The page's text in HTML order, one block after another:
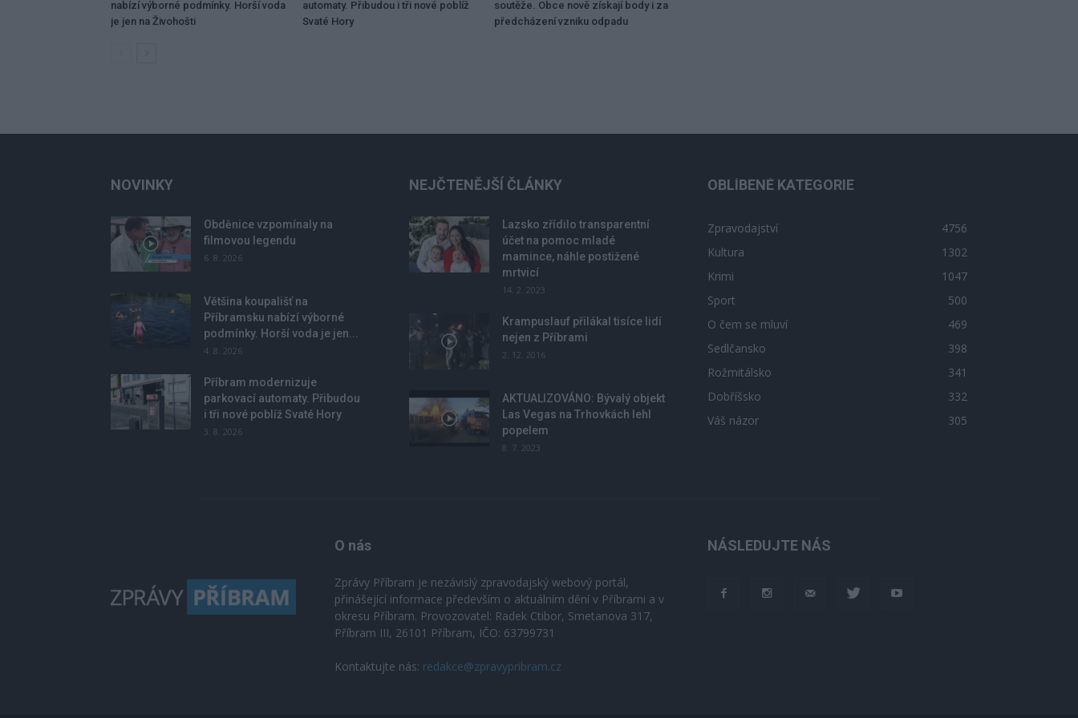
nabízí výborné podmínky. Horší voda
je jen na Živohošti
automaty. Přibudou i tři nové poblíž
Svaté Hory
soutěže. Obce nově získají body i za
předcházení vzniku odpadu
NOVINKY
Obděnice vzpomínaly na
filmovou legendu
6. 8. 2026
Většina koupališť na
Příbramsku nabízí výborné
podmínky. Horší voda je jen...
4. 8. 2026
Příbram modernizuje
parkovací automaty. Přibudou
i tři nové poblíž Svaté Hory
3. 8. 2026
NEJČTENĚJŠÍ ČLÁNKY
Lazsko zřídilo transparentní
účet na pomoc mladé
mamince, náhle postižené
mrtvicí
14. 2. 2023
Krampuslauf přilákal tisíce lidí
nejen z Příbrami
2. 12. 2016
AKTUALIZOVÁNO: Bývalý objekt
Las Vegas na Trhovkách lehl
popelem
8. 7. 2023
OBLÍBENÉ KATEGORIE
Zpravodajství
4756
Kultura
1302
Krimi
1047
Sport
500
O čem se mluví
469
Sedlčansko
398
Rožmitálsko
341
Dobříšsko
332
Váš názor
305
O nás
Zprávy Příbram je nezávislý zpravodajský webový portál,
přinášející informace především o aktuálním dění v Příbrami a v
okresu Příbram. Provozovatel: Radek Ctibor, Smetanova 317,
Příbram III, 26101 Příbram, IČO: 63799731
Kontaktujte nás: redakce@zpravypribram.cz
NÁSLEDUJTE NÁS